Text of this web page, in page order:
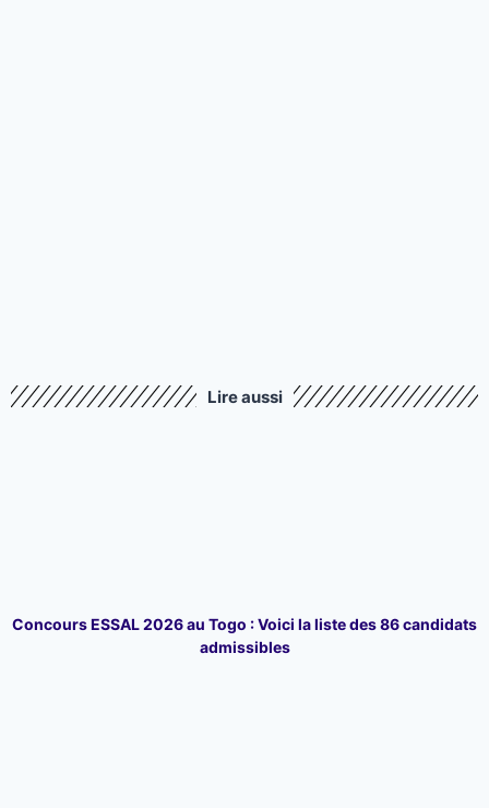
Lire aussi
Concours ESSAL 2026 au Togo : Voici la liste des 86 candidats
admissibles